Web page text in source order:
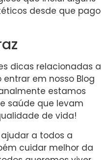
desde que pago
dicas relacionadas a
em nosso Blog
estamos
saúde que levam
de vida!
a todos a
cuidar melhor da